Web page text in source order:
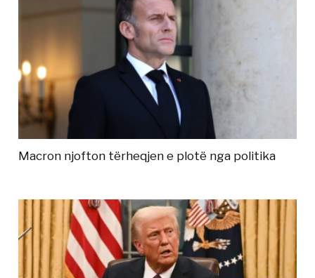
Macron njofton tërheqjen e plotë nga politika